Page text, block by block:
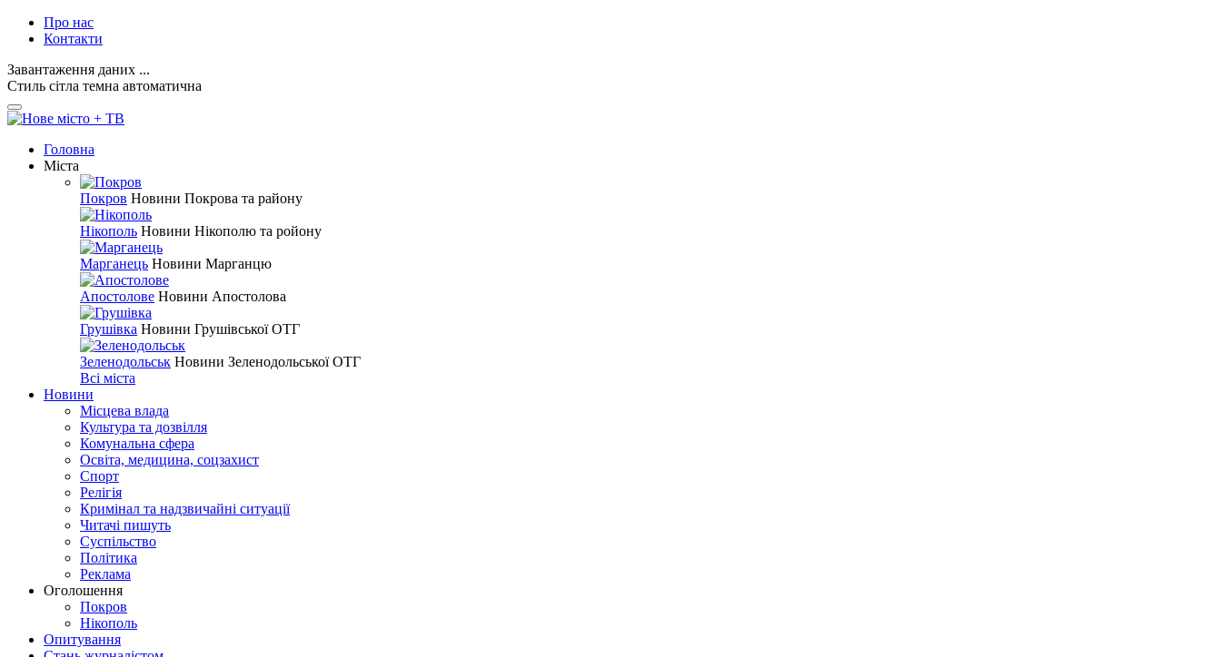
Про нас
Контакти
Завантаження даних ...
Стиль сітла темна автоматична
Головна
Міста
Покров Новини Покрова та району
Нікополь Новини Нікополю та ройону
Марганець Новини Марганцю
Апостолове Новини Апостолова
Грушівка Новини Грушівської ОТГ
Зеленодольськ Новини Зеленодольської ОТГ
Всі міста
Новини
Місцева влада
Культура та дозвілля
Комунальна сфера
Освіта, медицина, соцзахист
Спорт
Релігія
Кримінал та надзвичайні ситуації
Читачі пишуть
Суспільство
Політика
Реклама
Оголошення
Покров
Нікополь
Опитування